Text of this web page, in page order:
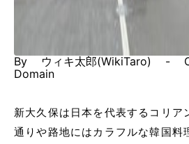
By ウィキ太郎(WikiTaro) -
Domain
新大久保は日本を代表するコリア
通りや路地にはカラフルな韓国料